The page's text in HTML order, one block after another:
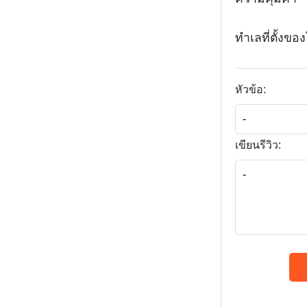
ทำเลที่ตั้งขอ
หัวข้อ:
เขียนรีวิว: